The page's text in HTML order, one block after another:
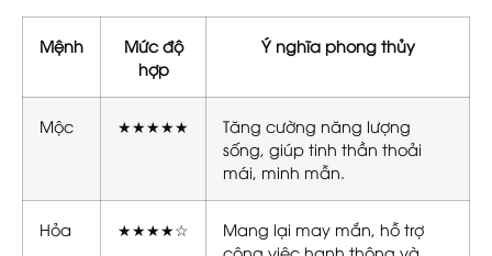
Mệnh
Mức độ
hợp
Ý nghĩa phong thủy
Mộc ★★★★★
Tăng cường năng lượng
sống, giúp tinh thần thoải
mái, minh mẫn.
Hỏa ★★★★☆
Mang lại may mắn, hỗ trợ